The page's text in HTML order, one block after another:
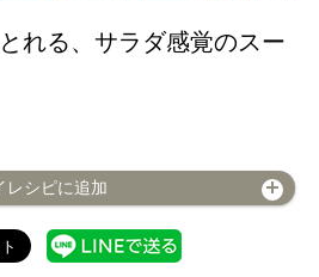
れる、サラダ感覚のスー
レシピに追加